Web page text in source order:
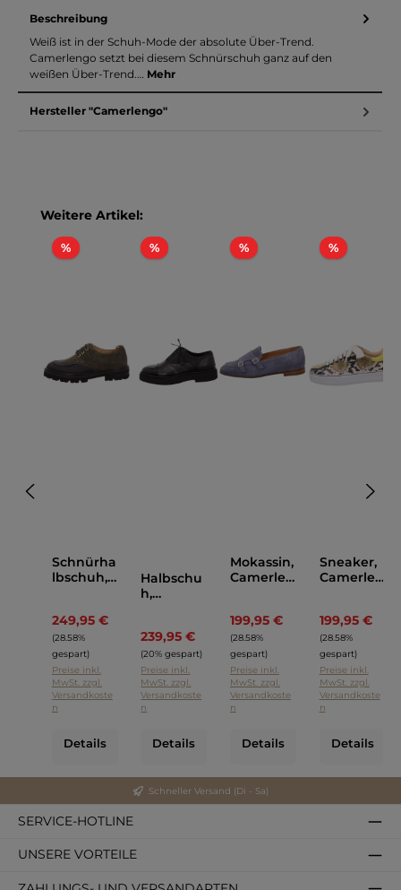
Beschreibung
Weiß ist in der Schuh-Mode der absolute Über-Trend.
Camerlengo setzt bei diesem Schnürschuh ganz auf den
weißen Über-Trend.… Mehr
Hersteller "Camerlengo"
Produktgalerie überspringen
Weitere Artikel:
%Rabatt
Schnürha
lbschuh,
249,95 €
(28.58%
gespart)
Preise inkl.
MwSt. zzgl.
Versandkoste
n
Details
%Rabatt
Halbschu
h,
Schwarz
239,95 €
Regulärer Preis:
(20% gespart)
Preise inkl.
MwSt. zzgl.
Versandkoste
n
Details
%Rabatt
Mokassin,
Camerlen
199,95 €
Regulärer Preis:
(28.58%
gespart)
Preise inkl.
MwSt. zzgl.
Versandkoste
n
Details
%Rabatt
Sneaker,
Camerlen
199,95 €
(28.58%
gespart)
Preise inkl.
MwSt. zzgl.
Versandkoste
n
Details
Schneller Versand (Di - Sa)
SERVICE-HOTLINE
UNSERE VORTEILE